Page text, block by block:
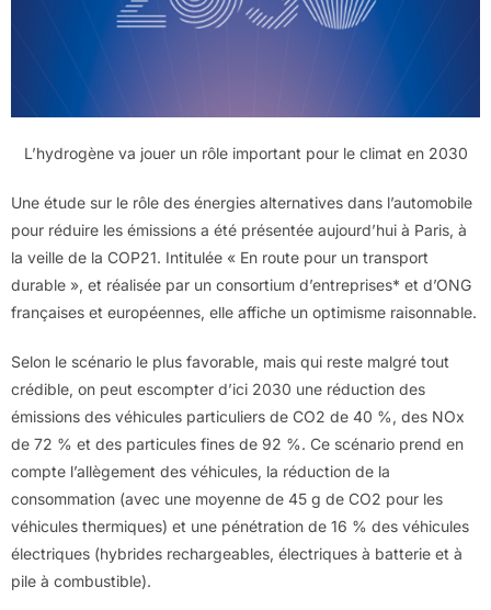
L’hydrogène va jouer un rôle important pour le climat en 2030
Une étude sur le rôle des énergies alternatives dans l’automobile
pour réduire les émissions a été présentée aujourd’hui à Paris, à
la veille de la COP21. Intitulée « En route pour un transport
durable », et réalisée par un consortium d’entreprises* et d’ONG
françaises et européennes, elle affiche un optimisme raisonnable.
Selon le scénario le plus favorable, mais qui reste malgré tout
crédible, on peut escompter d’ici 2030 une réduction des
émissions des véhicules particuliers de CO2 de 40 %, des NOx
de 72 % et des particules fines de 92 %. Ce scénario prend en
compte l’allègement des véhicules, la réduction de la
consommation (avec une moyenne de 45 g de CO2 pour les
véhicules thermiques) et une pénétration de 16 % des véhicules
électriques (hybrides rechargeables, électriques à batterie et à
pile à combustible).